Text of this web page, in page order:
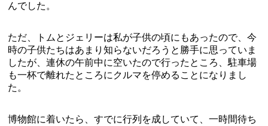
んでした。
ただ、トムとジェリーは私が子供の頃にもあったので、今
時の子供たちはあまり知らないだろうと勝手に思っていま
したが、連休の午前中に空いたので行ったところ、駐車場
も一杯で離れたところにクルマを停めることになりまし
た。
博物館に着いたら、すでに行列を成していて、一時間待ち